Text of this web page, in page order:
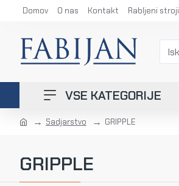
Domov O nas Kontakt Rabljeni stroji
VSE KATEGORIJE
Sadjarstvo GRIPPLE
GRIPPLE